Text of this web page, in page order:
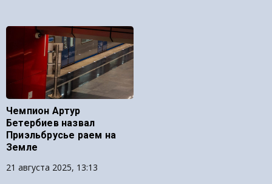
Чемпион Артур
Бетербиев назвал
Приэльбрусье раем на
Земле
21 августа 2025, 13:13